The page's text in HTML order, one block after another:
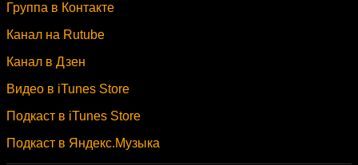
Группа в Контакте
Канал на Rutube
Канал в Дзен
Видео в iTunes Store
Подкаст в iTunes Store
Подкаст в Яндекс.Музыка